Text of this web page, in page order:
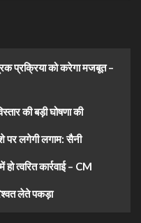
प्रक्रिया को करेगा मजबूत –
की बड़ी घोषणा की
पर लगेगी लगाम: सैनी
त्वरित कार्रवाई – CM
लेते पकड़ा